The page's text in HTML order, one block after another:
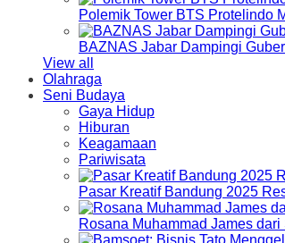
Polemik Tower BTS Protelindo
BAZNAS Jabar Dampingi
View all
Olahraga
Seni Budaya
Gaya Hidup
Hiburan
Keagamaan
Pariwisata
Pasar Kreatif Bandung 2025
Rosana Muhammad James